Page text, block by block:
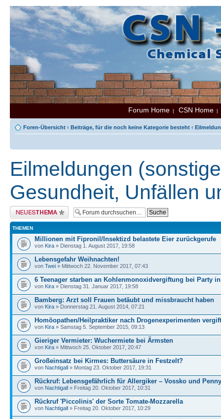
Forum Home | CSN Home
Foren-Übersicht ‹ Beiträge, für die noch keine Kategorie besteht ‹
Eilmeldungen
Gesundheit, Unfällen
Neues Thema erstellen
THEMEN
Millionen mit Fipronil/Insektizd belastete Eier zurückgerufe
von Kira » Dienstag 1. August 2017, 19:58
Lebensgefahr Weihnachten!
von Twei » Mittwoch 22. November 2017, 07:43
6 Teenager starben an Kohlenmonoxidvergiftung bei Party
von Kira » Dienstag 31. Januar 2017, 19:58
Bamberg: Arzt soll Frauen betäubt und missbraucht haben
von Kira » Donnerstag 21. August 2014, 07:21
Homöopathen/Heilpraktiker nach Drogenexperimenten
von Kira » Samstag 5. September 2015, 09:13
Gieriger Vermieter: Wuchermiete bei Ärmsten
von Kira » Mittwoch 25. Oktober 2017, 20:47
Großeinsatz bei Kirmes: Buttersäure in Festzelt?
von Nachtigall » Montag 23. Oktober 2017, 19:31
Rückruf: Lebensgefährlich für Allergiker – Vossko und Penny
von Nachtigall » Freitag 20. Oktober 2017, 10:31
Rückruf 'Piccolinis' der Sorte Tomate-Mozzarella
von Nachtigall » Freitag 20. Oktober 2017, 10:29